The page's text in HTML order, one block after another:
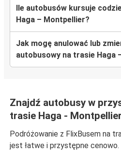
Ile autobusów kursuje
Haga – Montpellier?
Jak mogę anulować lub
autobusowy na trasie Haga
Znajdź autobusy w
trasie Haga - Montpellier
Podróżowanie z FlixBusem na
jest łatwe i przystępne